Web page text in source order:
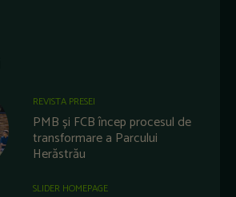
REVISTA PRESEI
PMB și FCB încep procesul de
transformare a Parcului
Herăstrău
SLIDER HOMEPAGE